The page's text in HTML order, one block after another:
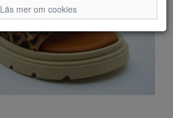
Läs mer om cookies